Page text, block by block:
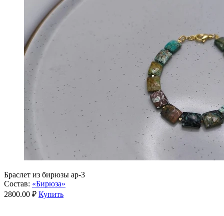
Браслет из бирюзы ар-3
Состав: «Бирюза»
2800.00 ₽ Купить